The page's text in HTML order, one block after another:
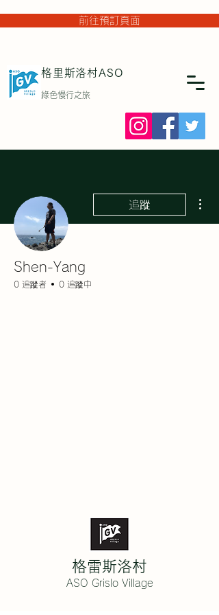
格里斯洛村ASO
綠色慢行之旅
前往預訂頁面
追蹤
Shen-Yang
0 追蹤者 0 追蹤中
格雷斯洛村
ASO Grislo Village